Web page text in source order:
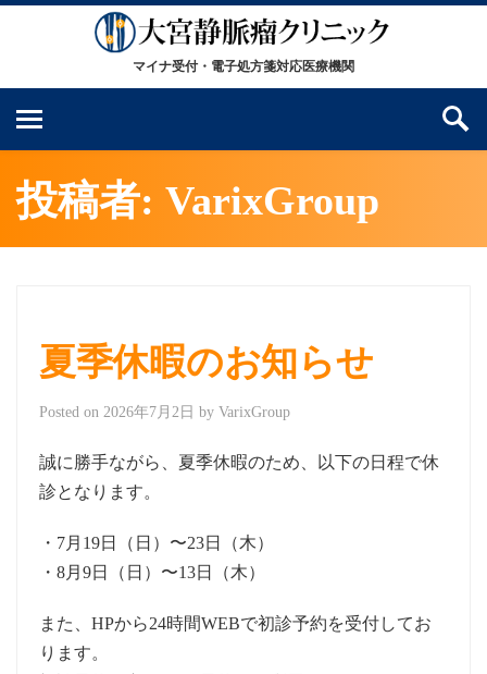
投稿者: VarixGroup
夏季休暇のお知らせ
Posted on 2026年7月2日 by VarixGroup
誠に勝手ながら、夏季休暇のため、以下の日程で休
診となります。
・7月19日（日）〜23日（木）
・8月9日（日）〜13日（木）
また、HPから24時間WEBで初診予約を受付してお
ります。